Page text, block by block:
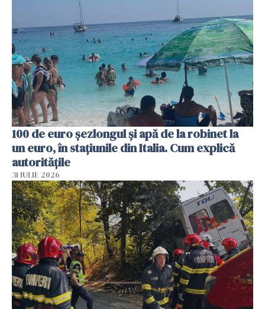
100 de euro șezlongul și apă de la robinet la
un euro, în stațiunile din Italia. Cum explică
autoritățile
31 IULIE 2026